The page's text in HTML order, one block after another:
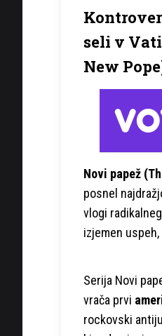
seli v
New
Novi papež
posnel
vlogi
izjemen
Serija Novi
vrača prvi
rockovski